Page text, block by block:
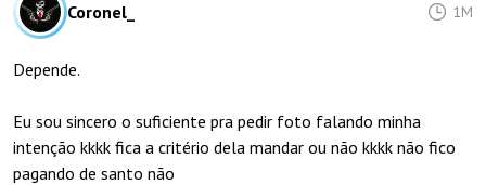
Coronel_ 1M
Depende.
Eu sou sincero o suficiente pra pedir foto falando minha
intenção kkkk fica a critério dela mandar ou não kkkk não fico
pagando de santo não